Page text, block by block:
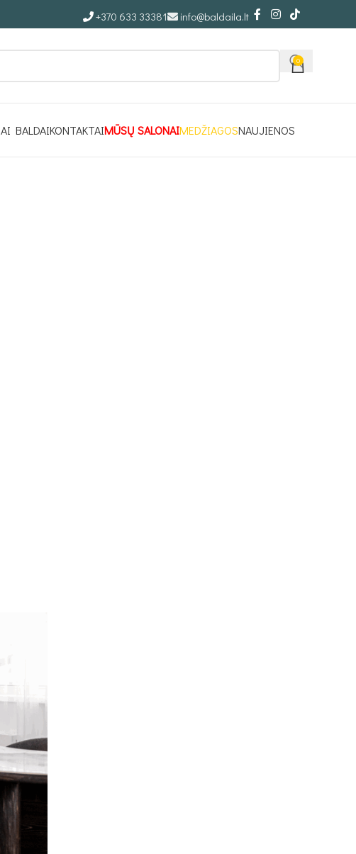
+370 633 33381 info@baldaila.lt
0
BALDAIKONTAKTAIMŪSŲ SALONAIMEDŽIAGOSNAUJIENOS